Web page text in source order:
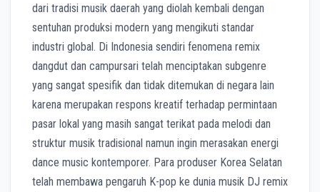
dari tradisi musik daerah yang diolah kembali dengan
sentuhan produksi modern yang mengikuti standar
industri global. Di Indonesia sendiri fenomena remix
dangdut dan campursari telah menciptakan subgenre
yang sangat spesifik dan tidak ditemukan di negara lain
karena merupakan respons kreatif terhadap permintaan
pasar lokal yang masih sangat terikat pada melodi dan
struktur musik tradisional namun ingin merasakan energi
dance music kontemporer. Para produser Korea Selatan
telah membawa pengaruh K-pop ke dunia musik DJ remix